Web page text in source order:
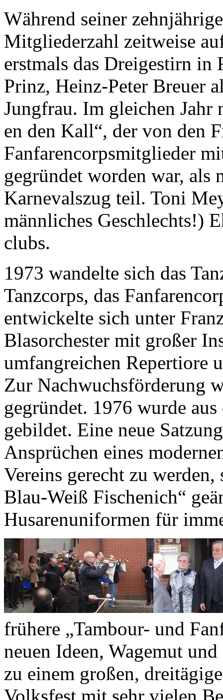
Während seiner
Mitgliederzahl zeitweise
erstmals das Dreigestirn
Prinz, Heinz-Peter Breuer
Jungfrau. Im gleichen Jahr
en den Kall“, der von den
Fanfarencorpsmitglieder
gegründet worden war, als
Karnevalszug teil. Toni
männliches Geschlechts!)
clubs.
1973 wandelte sich das
Tanzcorps, das
entwickelte sich unter
Blasorchester mit großer
umfangreichen Repertiore
Zur Nachwuchsförderung
gegründet. 1976 wurde
gebildet. Eine neue
Ansprüchen eines
Vereins gerecht zu
Blau-Weiß Fischenich“
Husarenuniformen für
frühere „Tambour- und
neuen Ideen, Wagemut
zu einem großen,